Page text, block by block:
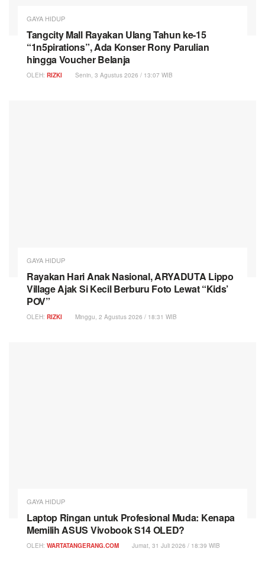
GAYA HIDUP
Tangcity Mall Rayakan Ulang Tahun ke-15
“1n5pirations”, Ada Konser Rony Parulian
hingga Voucher Belanja
OLEH: RIZKI Senin, 3 Agustus 2026 / 13:07 WIB
GAYA HIDUP
Rayakan Hari Anak Nasional, ARYADUTA Lippo
Village Ajak Si Kecil Berburu Foto Lewat “Kids’
POV”
OLEH: RIZKI Minggu, 2 Agustus 2026 / 18:31 WIB
GAYA HIDUP
Laptop Ringan untuk Profesional Muda: Kenapa
Memilih ASUS Vivobook S14 OLED?
OLEH: WARTATANGERANG.COM Jumat, 31 Juli 2026 / 18:39 WIB